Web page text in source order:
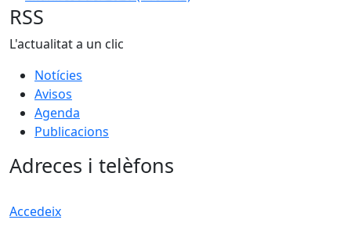
RSS
L'actualitat a un clic
Notícies
Avisos
Agenda
Publicacions
Adreces i telèfons
Accedeix